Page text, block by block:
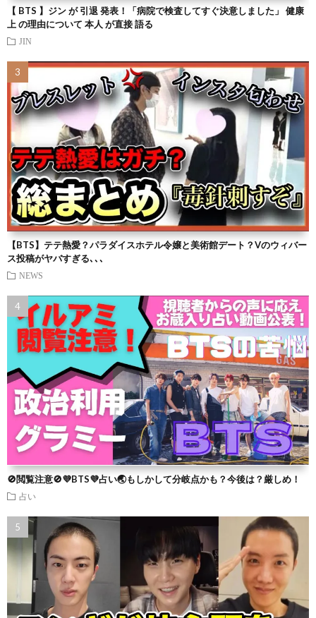
【 BTS 】ジン が 引退 発表！「病院で検査してすぐ決意しました」 健康
上 の理由について 本人 が直接 語る
JIN
【BTS】テテ熱愛？パラダイスホテル令嬢と美術館デート？Vのウィバー
ス投稿がヤバすぎる､､､
NEWS
🚫閲覧注意🚫💜BTS💜占い🌏もしかして分岐点かも？今後は？厳しめ！
占い